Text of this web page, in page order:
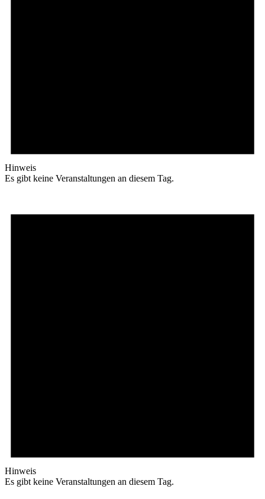
Hinweis
Es gibt keine Veranstaltungen an diesem Tag.
Hinweis
Es gibt keine Veranstaltungen an diesem Tag.